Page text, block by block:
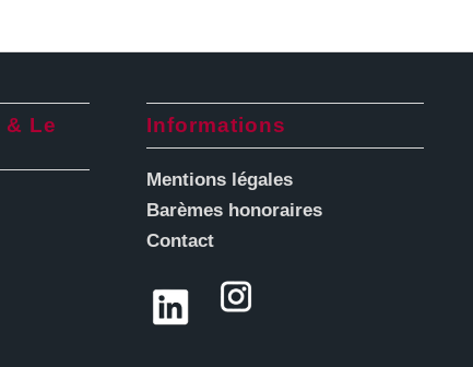
& Le
Informations
Mentions légales
Barèmes honoraires
Contact